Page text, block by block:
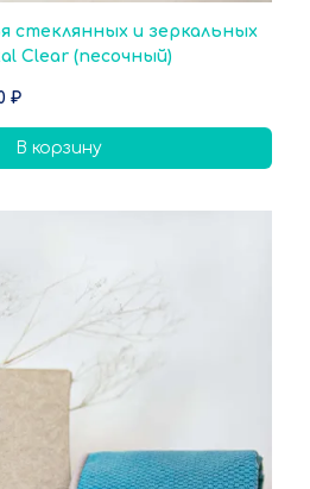
стеклянных и зеркальных
Clear (песочный)
₽
В корзину